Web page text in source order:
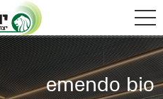
emendo bio